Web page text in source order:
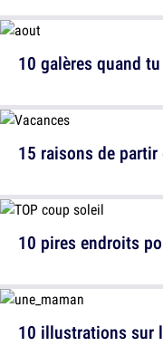
10 galères quand
10 pires endroits
15 raisons de
10 illustrations sur